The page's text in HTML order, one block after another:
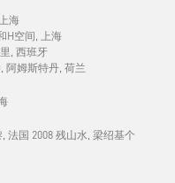
海
H空间, 上海
, 西班牙
阿姆斯特丹, 荷兰
法国 2008 残山水, 梁绍基个